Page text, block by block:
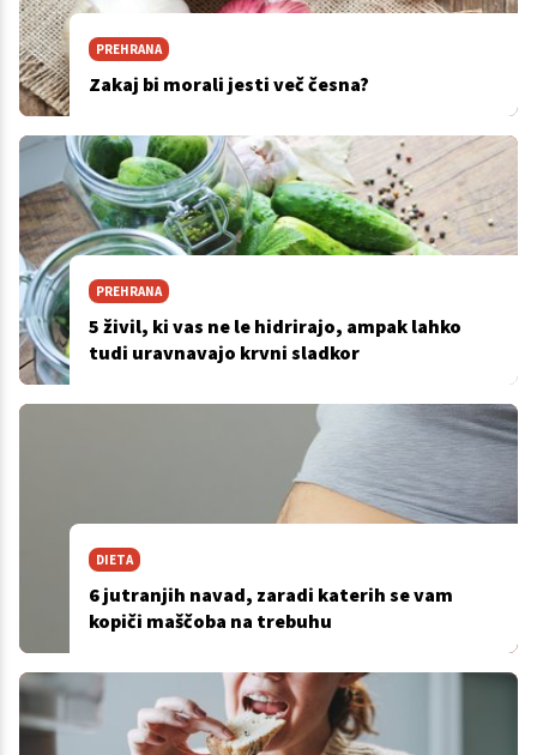
PREHRANA
Zakaj bi morali jesti več česna?
PREHRANA
5 živil, ki vas ne le hidrirajo, ampak lahko
tudi uravnavajo krvni sladkor
DIETA
6 jutranjih navad, zaradi katerih se vam
kopiči maščoba na trebuhu